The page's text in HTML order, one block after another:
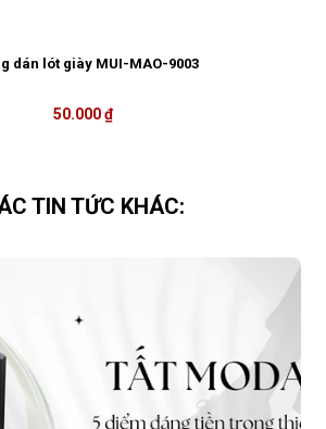
dán lót giày MUI-MAO-9003
50.000 ₫
TIN TỨC KHÁC: